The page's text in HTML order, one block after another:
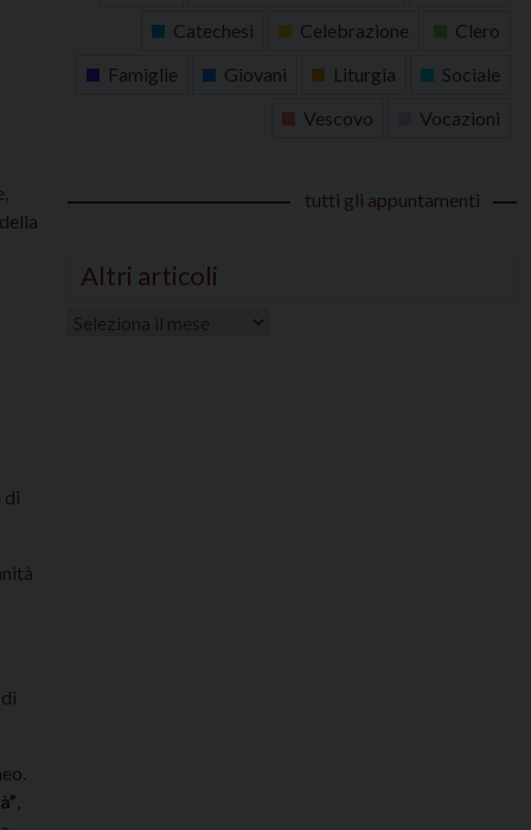
di
Catechesi
Celebrazione
Clero
Famiglie
Giovani Liturgia
Sociale
Vescovo
Vocazioni
tutti gli appuntamenti
Altri articoli